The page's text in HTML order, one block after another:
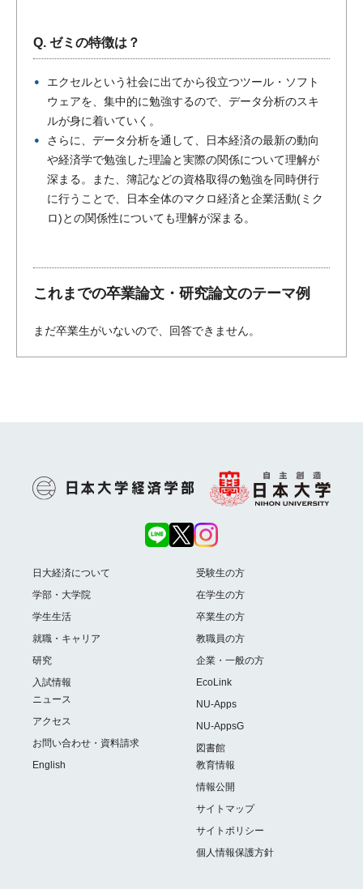
Q. ゼミの特徴は？
エクセルという社会に出てから役立つツール・ソフト
ウェアを、集中的に勉強するので、データ分析のスキ
ルが身に着いていく。
さらに、データ分析を通して、日本経済の最新の動向
や経済学で勉強した理論と実際の関係について理解が
深まる。また、簿記などの資格取得の勉強を同時併行
に行うことで、日本全体のマクロ経済と企業活動(ミク
ロ)との関係性についても理解が深まる。
これまでの卒業論文・研究論文のテーマ例
まだ卒業生がいないので、回答できません。
日大経済について
学部・大学院
学生生活
就職・キャリア
研究
入試情報
ニュース
アクセス
お問い合わせ・資料請求
English
受験生の方
在学生の方
卒業生の方
教職員の方
企業・一般の方
EcoLink
NU-Apps
NU-AppsG
図書館
教育情報
情報公開
サイトマップ
サイトポリシー
個人情報保護方針